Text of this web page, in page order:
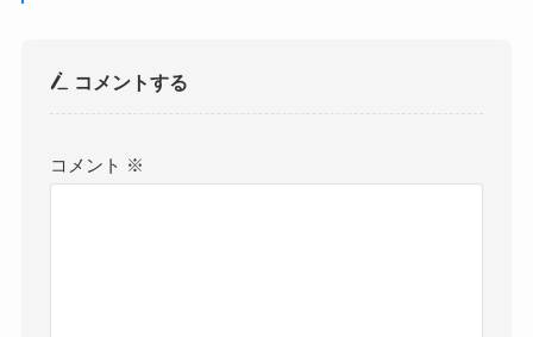
コメントする
コメント ※